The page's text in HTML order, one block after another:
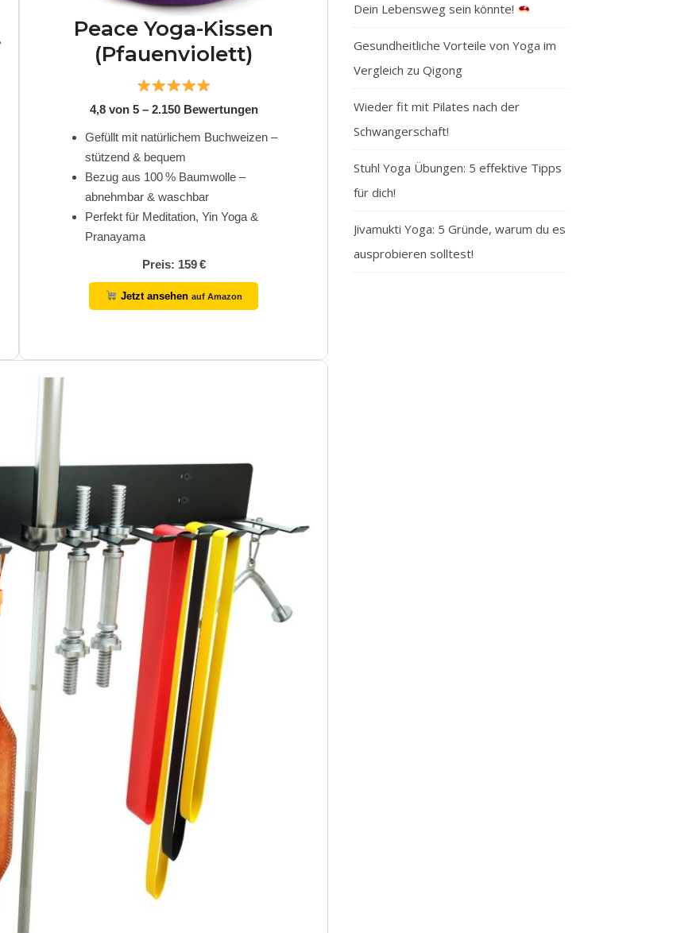
Peace Yoga-Kissen
(Pfauenviolett)
4,8 von 5 – 2.150 Bewertungen
Gefüllt mit natürlichem Buchweizen –
stützend & bequem
Bezug aus 100 % Baumwolle –
abnehmbar & waschbar
Perfekt für Meditation, Yin Yoga &
Pranayama
Preis: 159 €
Jetzt ansehen auf Amazon
Dein Lebensweg sein könnte!
Gesundheitliche Vorteile von Yoga im
Vergleich zu Qigong
Wieder fit mit Pilates nach der
Schwangerschaft!
Stuhl Yoga Übungen: 5 effektive Tipps
für dich!
Jivamukti Yoga: 5 Gründe, warum du es
ausprobieren solltest!